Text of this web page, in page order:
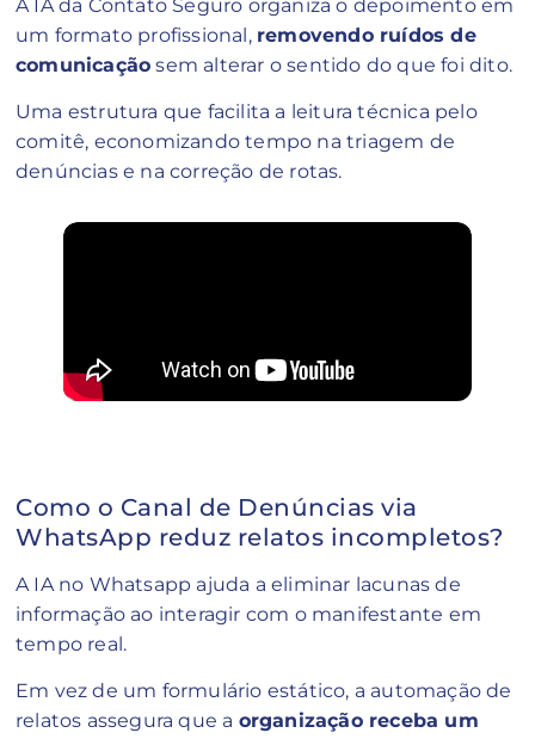
A IA da Contato Seguro organiza o depoimento em
um formato profissional, removendo ruídos de
comunicação sem alterar o sentido do que foi dito.
Uma estrutura que facilita a leitura técnica pelo
comitê, economizando tempo na triagem de
denúncias e na correção de rotas.
Como o Canal de Denúncias via
WhatsApp reduz relatos incompletos?
A IA no Whatsapp ajuda a eliminar lacunas de
informação ao interagir com o manifestante em
tempo real.
Em vez de um formulário estático, a automação de
relatos assegura que a organização receba um